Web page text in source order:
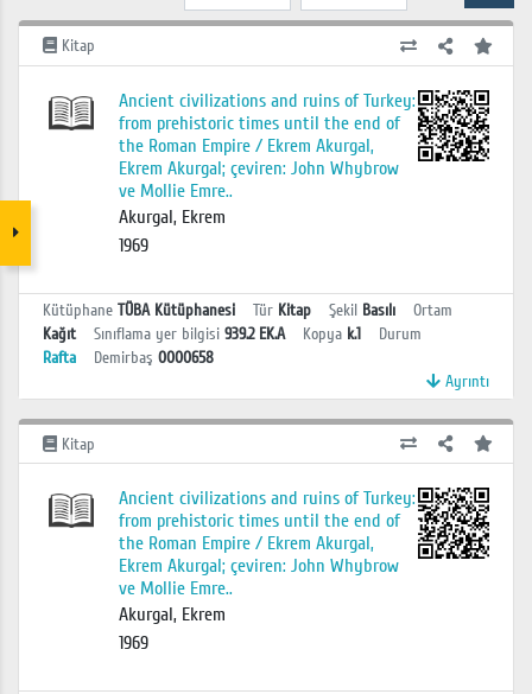
Kitap
Ancient civilizations and ruins of Turkey:
from prehistoric times until the end of
the Roman Empire / Ekrem Akurgal,
Ekrem Akurgal; çeviren: John Whybrow
ve Mollie Emre..
Akurgal, Ekrem
1969
Kütüphane TÜBA Kütüphanesi Tür Kitap Şekil Basılı
Ortam
Kağıt
Sınıflama yer bilgisi 939.2 EK.A Kopya k.1
Durum
Rafta
Demirbaş 0000658
Ayrıntı
Kitap
Ancient civilizations and ruins of Turkey:
from prehistoric times until the end of
the Roman Empire / Ekrem Akurgal,
Ekrem Akurgal; çeviren: John Whybrow
ve Mollie Emre..
Akurgal, Ekrem
1969